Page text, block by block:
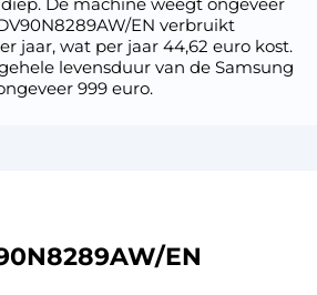
EN verbruikt
jaar, wat per jaar 44,62 euro kost.
levensduur van de Samsung
999 euro.
EN